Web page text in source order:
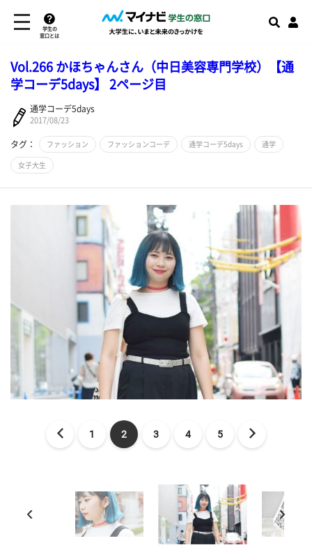
学生の
窓口とは
Vol.266 かほちゃんさん（中日美容専門学校）【通
学コーデ5days】 2ページ目
通学コーデ5days
2017/08/23
タグ： ファッション ファッションコーデ 通学コーデ5days 通学
女子大生
1 2 3 4 5